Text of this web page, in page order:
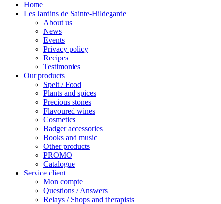
Home
Les Jardins de Sainte-Hildegarde
About us
News
Events
Privacy policy
Recipes
Testimonies
Our products
Spelt / Food
Plants and spices
Precious stones
Flavoured wines
Cosmetics
Badger accessories
Books and music
Other products
PROMO
Catalogue
Service client
Mon compte
Questions / Answers
Relays / Shops and therapists